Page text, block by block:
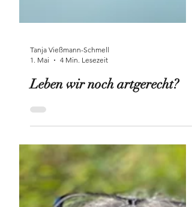
Tanja Vießmann-Schmell
Leben wir noch artgerecht?